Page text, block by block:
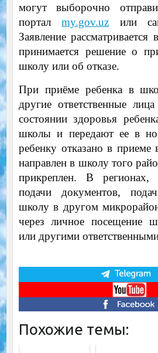
могут выборочно
порталmy.gov.uz или
Заявление
принимается решение о
школу или об отказе.
При приёме ребенка в
другие ответственные
состоянии здоровья
школы и передают ее в
ребенку отказано в
направлен в школу того
прикреплен. В регионах,
подачи документов,
школу в другом
через личное посещение
или другими
Похожие темы: